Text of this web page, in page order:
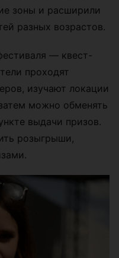
зоны и расширили
разных возрастов.
— квест-
проходят
изучают локации
можно обменять
выдачи призов.
розыгрыши,